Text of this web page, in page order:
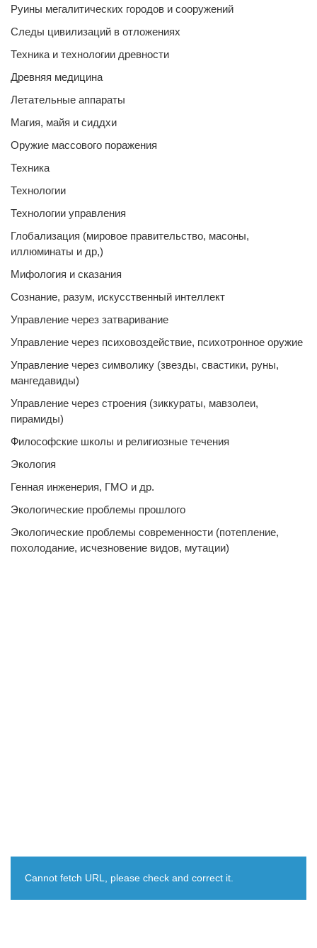
Руины мегалитических городов и сооружений
Следы цивилизаций в отложениях
Техника и технологии древности
Древняя медицина
Летательные аппараты
Магия, майя и сиддхи
Оружие массового поражения
Техника
Технологии
Технологии управления
Глобализация (мировое правительство, масоны,
иллюминаты и др,)
Мифология и сказания
Сознание, разум, искусственный интеллект
Управление через затваривание
Управление через психовоздействие, психотронное оружие
Управление через символику (звезды, свастики, руны,
мангедавиды)
Управление через строения (зиккураты, мавзолеи,
пирамиды)
Философские школы и религиозные течения
Экология
Генная инженерия, ГМО и др.
Экологические проблемы прошлого
Экологические проблемы современности (потепление,
похолодание, исчезновение видов, мутации)
Cannot fetch URL, please check and correct it.